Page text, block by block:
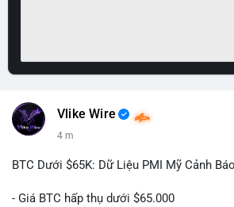
Vlike Wire
4 m
BTC Dưới $65K: Dữ Liệu PMI Mỹ Cảnh
- Giá BTC hấp thụ dưới $65.000